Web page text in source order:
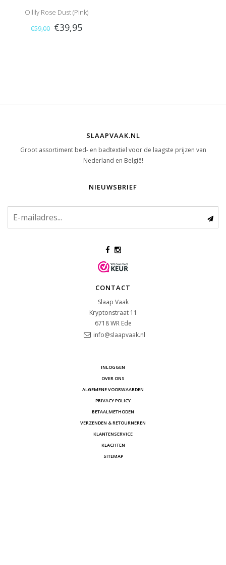
Oilily Rose Dust (Pink)
€59,00 €39,95
SLAAPVAAK.NL
Groot assortiment bed- en badtextiel voor de laagste prijzen van
Nederland en België!
NIEUWSBRIEF
CONTACT
Slaap Vaak
Kryptonstraat 11
6718 WR Ede
info@slaapvaak.nl
INLOGGEN
OVER ONS
ALGEMENE VOORWAARDEN
PRIVACY POLICY
BETAALMETHODEN
VERZENDEN & RETOURNEREN
KLANTENSERVICE
KLACHTEN
SITEMAP